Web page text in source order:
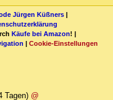
Jürgen Küßners |
Käufe bei Amazon! |
| Cookie-Einstellungen
Tagen) @